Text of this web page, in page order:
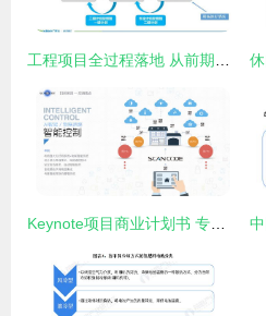
工程项目全过程落地 从前期策划到进度管控的实战方法
Keynote项目商业计划书 专业项目策划与公关服务的整合解决方案